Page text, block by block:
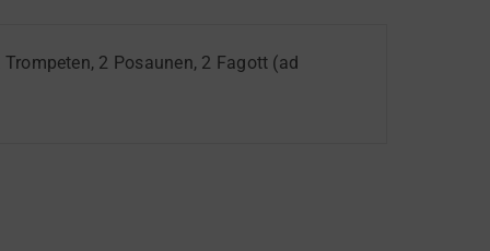
2 Posaunen, 2 Fagott (ad